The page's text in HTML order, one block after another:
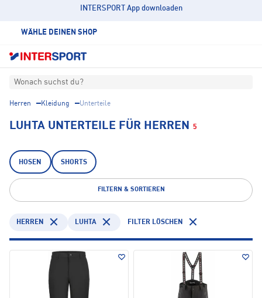
INTERSPORT App downloaden
WÄHLE DEINEN SHOP
Wonach suchst du?
Herren Kleidung Unterteile
LUHTA UNTERTEILE FÜR HERREN 5
HOSEN SHORTS
FILTERN & SORTIEREN
HERREN LUHTA FILTER LÖSCHEN